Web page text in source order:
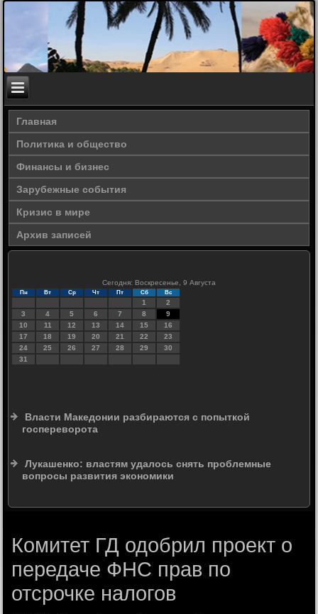
Главная
Политика и общество
Финансы и бизнес
Зарубежные события
Кризис в мире
Архив записей
Сегодня: Воскресенье, 9 Августа
Пн Вт Ср Чт Пт Сб Вс
1
2
3
4 5 6 7 8
9
10
11 12 13 14 15
16
17
18 19 20 21 22
23
24
25 26 27 28 29
30
31
Власти Македонии разбираются с попыткой
госпереворота
Лукашенко: властям удалось снять проблемные
вопросы развития экономики
Комитет ГД одобрил проект о
передаче ФНС прав по
отсрочке налогов